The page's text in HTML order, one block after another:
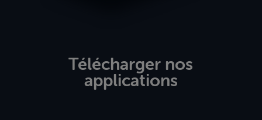
Télécharger nos
applications